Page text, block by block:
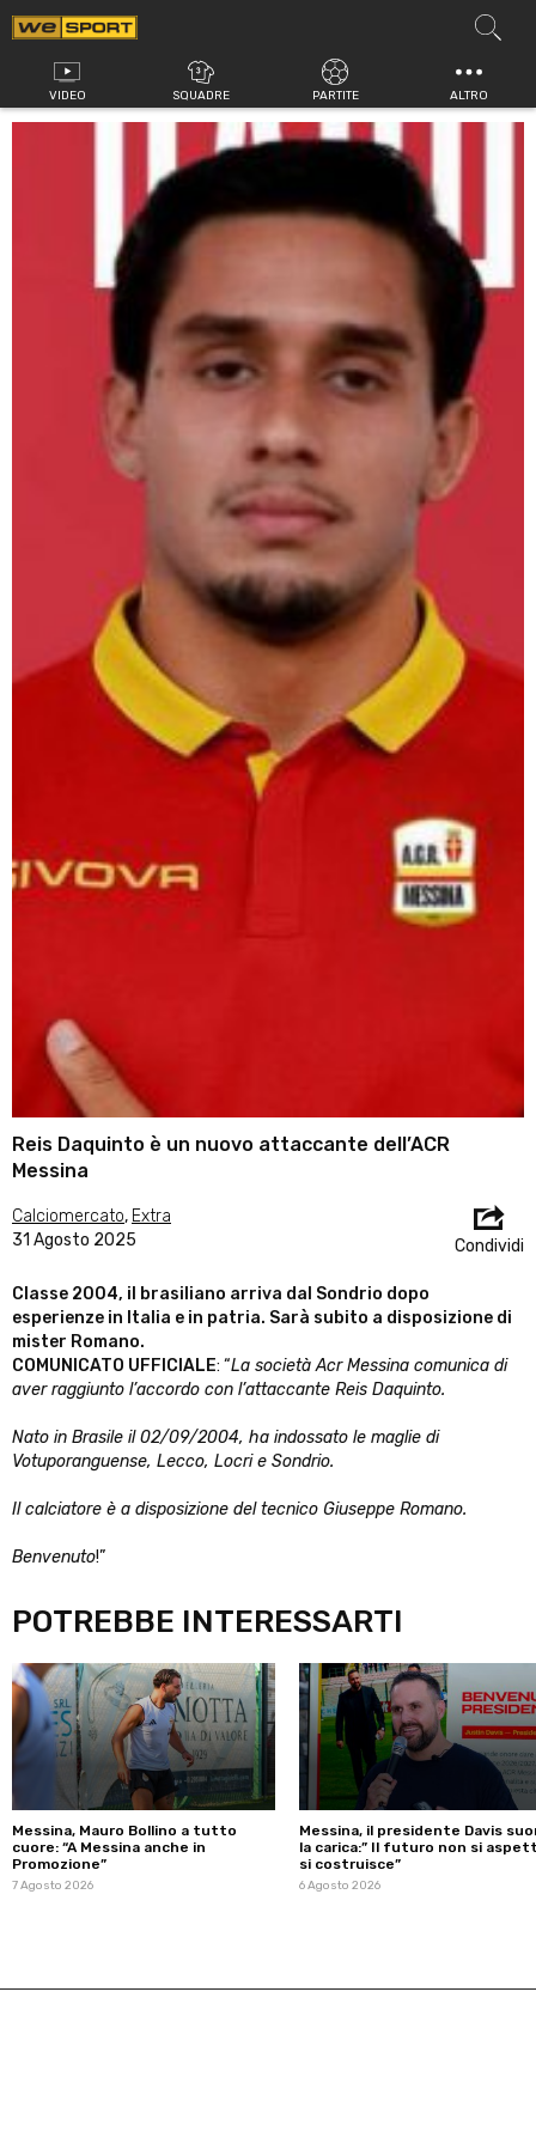
Vai
al
contenuto
VIDEO SQUADRE PARTITE ALTRO
Reis Daquinto è un nuovo attaccante dell’ACR
Messina
Calciomercato, Extra
31 Agosto 2025
Condividi
Classe 2004, il brasiliano arriva dal Sondrio dopo
esperienze in Italia e in patria. Sarà subito a disposizione di
mister Romano.
COMUNICATO UFFICIALE: “La società Acr Messina comunica di
aver raggiunto l’accordo con l’attaccante Reis Daquinto.
Nato in Brasile il 02/09/2004, ha indossato le maglie di
Votuporanguense, Lecco, Locri e Sondrio.
Il calciatore è a disposizione del tecnico Giuseppe Romano.
Benvenuto!”
POTREBBE INTERESSARTI
Messina, Mauro Bollino a tutto
cuore: “A Messina anche in
Promozione”
7 Agosto 2026
Messina, il presidente Davis
la carica:” Il futuro non si
si costruisce”
6 Agosto 2026